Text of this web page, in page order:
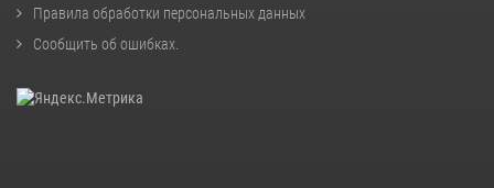
Правила обработки персональных данных
Сообщить об ошибках